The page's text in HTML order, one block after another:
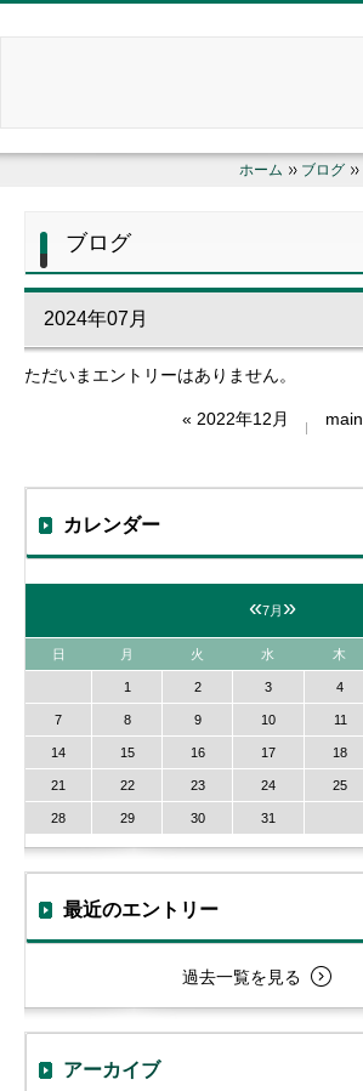
ホーム ブログ
ブログ
2024年07月
ただいまエントリーはありません。
« 2022年12月 main
カレンダー
«7月 »
日 月 火 水 木
1 2 3 4
7 8 9 10 11
14 15 16 17 18
21 22 23 24 25
28 29 30 31
最近のエントリー
過去一覧を見る
アーカイブ